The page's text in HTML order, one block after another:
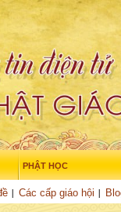
Các cấp giáo hội
PHẬT HỌC
CỨU